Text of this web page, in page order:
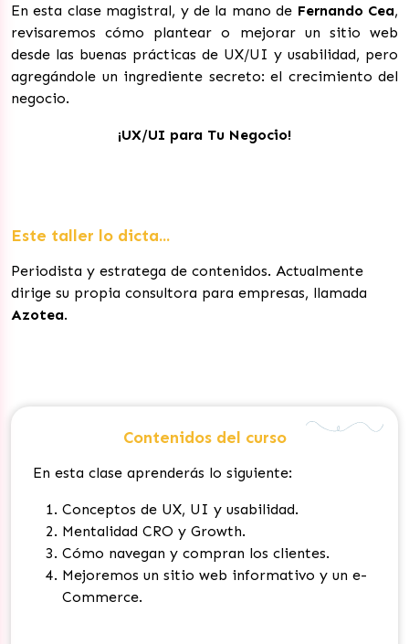
En esta clase magistral, y de la mano de Fernando Cea,
revisaremos cómo plantear o mejorar un sitio web
desde las buenas prácticas de UX/UI y usabilidad, pero
agregándole un ingrediente secreto: el crecimiento del
negocio.
¡UX/UI para Tu Negocio!
Este taller lo dicta...
Periodista y estratega de contenidos. Actualmente
dirige su propia consultora para empresas, llamada
Azotea.
Contenidos del curso
En esta clase aprenderás lo siguiente:
Conceptos de UX, UI y usabilidad.
Mentalidad CRO y Growth.
Cómo navegan y compran los clientes.
Mejoremos un sitio web informativo y un e-
Commerce.